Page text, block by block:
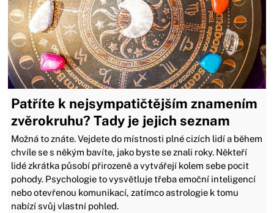
Patříte k nejsympatičtějším znamením
zvěrokruhu? Tady je jejich seznam
Možná to znáte. Vejdete do místnosti plné cizích lidí a během
chvíle se s někým bavíte, jako byste se znali roky. Někteří
lidé zkrátka působí přirozeně a vytvářejí kolem sebe pocit
pohody. Psychologie to vysvětluje třeba emoční inteligencí
nebo otevřenou komunikací, zatímco astrologie k tomu
nabízí svůj vlastní pohled.